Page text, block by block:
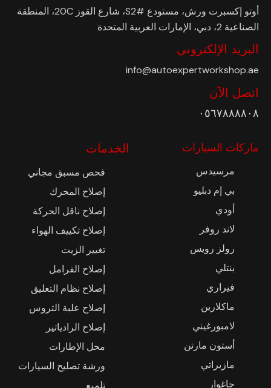
أوتو إكسبرت ورش، مستودع #S2، شارع القوز 20C، المنطقة
الصناعية 2، دبي، الإمارات العربية المتحدة
البريد الإلكتروني
info@autoexpertworkshop.ae
اتصل الآن
٠٥٦٧٨٨٨٨٠٨
ماركات السيارات
مرسيدس
بي إم دبليو
أودي
لاند روفر
رولز رويس
بنتلي
فيراري
ماكلارين
لامبورغيني
أستون مارتن
مازيراتي
جاغوار
الخدمات
فحص مسبق مجاني
إصلاح المحرك
إصلاح ناقل الحركة
إصلاح تكييف الهواء
تغيير الزيت
إصلاح الفرامل
إصلاح نظام التعليق
إصلاح علبة التروس
إصلاح الرادياتير
محل الإطارات
ورشة تصليح السيارات